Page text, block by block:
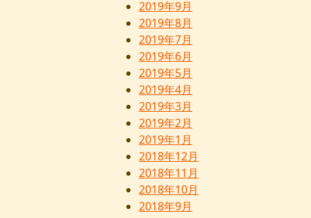
2019年9月
2019年8月
2019年7月
2019年6月
2019年5月
2019年4月
2019年3月
2019年2月
2019年1月
2018年12月
2018年11月
2018年10月
2018年9月